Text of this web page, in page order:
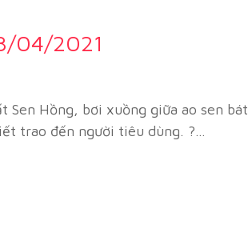
04/2021
Hồng, bơi xuồng giữa ao sen bát
trao đến người tiêu dùng. ?…